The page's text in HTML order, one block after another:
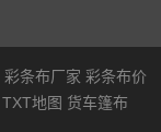
彩条布厂家 彩条布价
TXT地图 货车篷布